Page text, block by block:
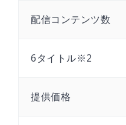
配信コンテンツ数
6タイトル※2
提供価格